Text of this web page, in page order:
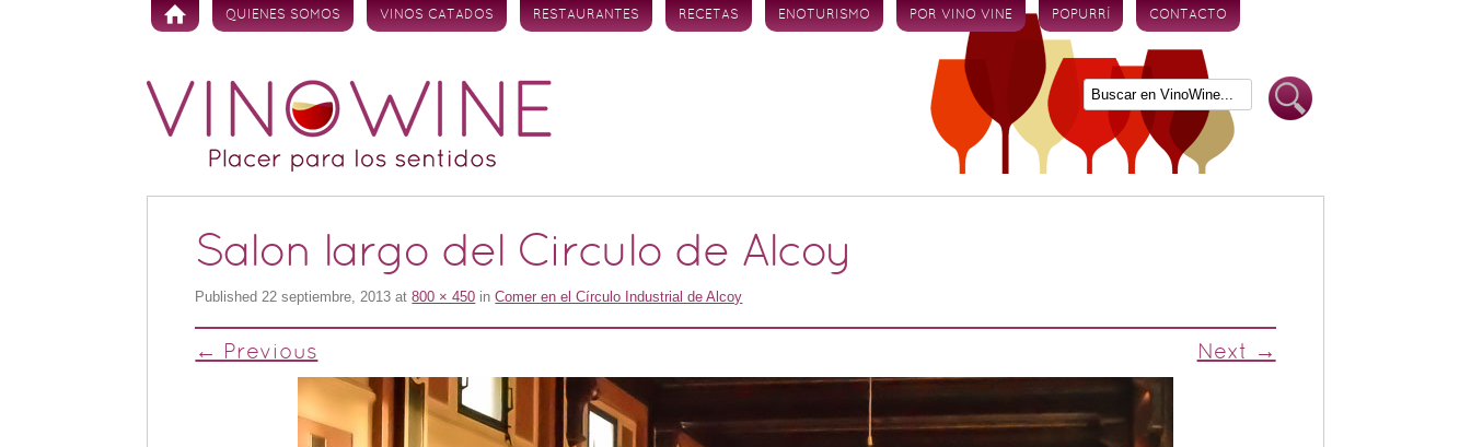
Skip to content
QUIENES SOMOS VINOS CATADOS RESTAURANTES RECETAS ENOTURISMO POR VINO VINE POPURRÍ CONTACTO
Salon largo del Circulo de Alcoy
Published22 septiembre, 2013 at800 × 450 inComer en el Círculo Industrial de Alcoy
← Previous Next →